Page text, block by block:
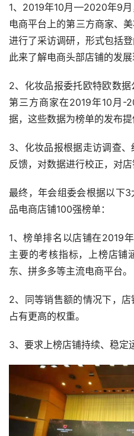
1、2019年10月—2020年9月
电商平台上的第三方商家、
进行了采访调研，形式包括
此来了解电商头部店铺的发展
2、化妆品报委托欧特欧数
第三方商家在2019年10月-
据，这些数据为榜单的发布提
3、化妆品报根据走访调查
反馈，对数据进行校正，对店
最终，年会组委会根据以下
品电商店铺100强榜单：
1、榜单排名以店铺在2019
主要的考核指标，上榜店铺
东、拼多多等主流电商平台。
2、同等销售额的情况下，
占有更高的权重。
3、要求上榜店铺持续、稳定